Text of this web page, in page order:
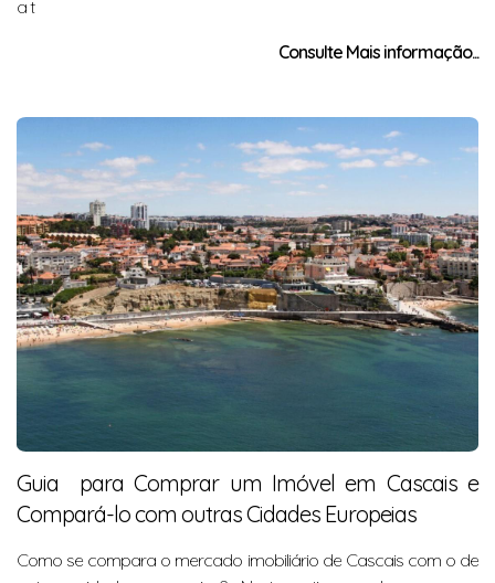
a t
Consulte Mais informação...
Guia para Comprar um Imóvel em Cascais e
Compará-lo com outras Cidades Europeias
Como se compara o mercado imobiliário de Cascais com o de